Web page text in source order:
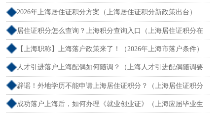
作）
2026年上海居住证积分方案（上海居住证积分新政策出台）
居住证积分怎么查询？上海积分查询入口（上海居住证积分在
哪查）
【上海职称】上海落户政策来了！（2026年上海市落户条件）
人才引进落户上海配偶如何随调？（上海人才引进配偶随调要
求）
辟谣！外地学历不能申请上海居住证积分？（上海居住证积分
外地大专可以吗）
成功落户上海后，如何办理《就业创业证》（上海应届毕业生